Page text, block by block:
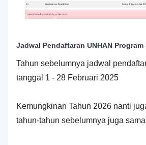
Jadwal Pendaftaran UNHAN Program
Tahun sebelumnya jadwal
tanggal 1 - 28 Februari 2025
Kemungkinan Tahun 2026 nanti
tahun-tahun sebelumnya juga